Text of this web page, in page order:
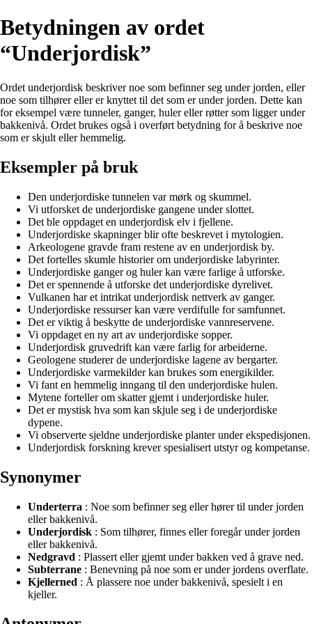
Betydningen av ordet
“Underjordisk”
Ordet underjordisk beskriver noe som befinner seg under jorden, eller
noe som tilhører eller er knyttet til det som er under jorden. Dette kan
for eksempel være tunneler, ganger, huler eller røtter som ligger under
bakkenivå. Ordet brukes også i overført betydning for å beskrive noe
som er skjult eller hemmelig.
Eksempler på bruk
Den underjordiske tunnelen var mørk og skummel.
Vi utforsket de underjordiske gangene under slottet.
Det ble oppdaget en underjordisk elv i fjellene.
Underjordiske skapninger blir ofte beskrevet i mytologien.
Arkeologene gravde fram restene av en underjordisk by.
Det fortelles skumle historier om underjordiske labyrinter.
Underjordiske ganger og huler kan være farlige å utforske.
Det er spennende å utforske det underjordiske dyrelivet.
Vulkanen har et intrikat underjordisk nettverk av ganger.
Underjordiske ressurser kan være verdifulle for samfunnet.
Det er viktig å beskytte de underjordiske vannreservene.
Vi oppdaget en ny art av underjordiske sopper.
Underjordisk gruvedrift kan være farlig for arbeiderne.
Geologene studerer de underjordiske lagene av bergarter.
Underjordiske varmekilder kan brukes som energikilder.
Vi fant en hemmelig inngang til den underjordiske hulen.
Mytene forteller om skatter gjemt i underjordiske huler.
Det er mystisk hva som kan skjule seg i de underjordiske
dypene.
Vi observerte sjeldne underjordiske planter under ekspedisjonen.
Underjordisk forskning krever spesialisert utstyr og kompetanse.
Synonymer
Underterra : Noe som befinner seg eller hører til under jorden
eller bakkenivå.
Underjordisk : Som tilhører, finnes eller foregår under jorden
eller bakkenivå.
Nedgravd : Plassert eller gjemt under bakken ved å grave ned.
Subterrane : Benevning på noe som er under jordens overflate.
Kjellerned : Å plassere noe under bakkenivå, spesielt i en
kjeller.